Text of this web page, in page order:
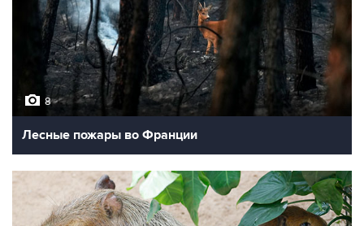
8
Лесные пожары во Франции